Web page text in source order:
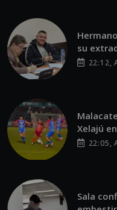
su
22:12,
Xelajú
22:05,
Sala